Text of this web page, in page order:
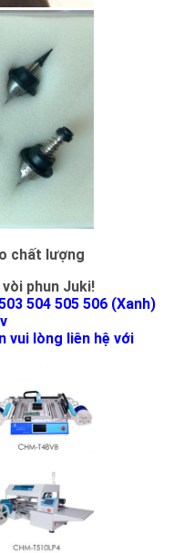
chất lượng
phun Juki!
504 505 506 (Xanh)
vui lòng liên hệ với